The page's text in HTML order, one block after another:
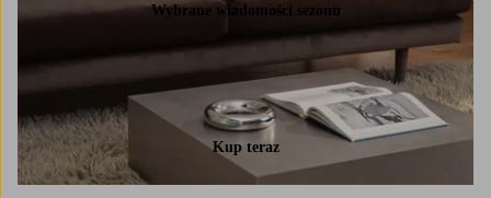
Wybrane wiadomości sezonu
Kup teraz